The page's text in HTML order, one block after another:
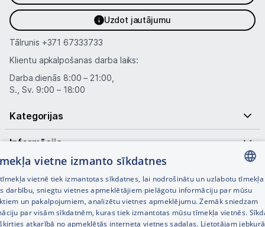
Uzdot jautājumu
Tālrunis +371 67333733
Klientu apkalpošanas darba laiks:
Darba dienās 8:00 – 21:00,
S., Sv. 9:00 – 18:00
Kategorijas
Informācija
Noderīgas saites
LATVIAN
RUSSIAN
vietne izmanto sīkdatnes
vietnē tiek izmantotas sīkdatnes, lai nodrošinātu un uzlabotu tīmekļa
darbību, sniegtu vietnes apmeklētājiem pielāgotu informāciju par mūsu
un pakalpojumiem, analizētu vietnes apmeklējumu. Zemāk sniedzam
par visām sīkdatnēm, kuras tiek izmantotas mūsu tīmekļa vietnēs.
atkarībā no apmeklētās interneta vietnes sadaļas. Lietotājam